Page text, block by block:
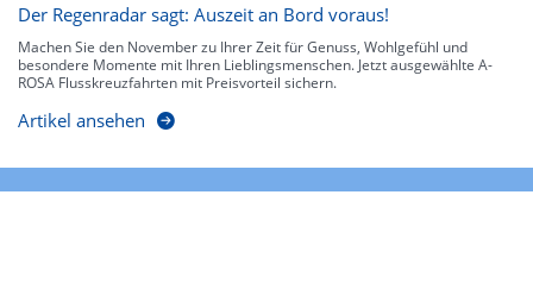
Der Regenradar sagt: Auszeit an Bord voraus!
Machen Sie den November zu Ihrer Zeit für Genuss, Wohlgefühl und
besondere Momente mit Ihren Lieblingsmenschen. Jetzt ausgewählte A-
ROSA Flusskreuzfahrten mit Preisvorteil sichern.
Artikel ansehen